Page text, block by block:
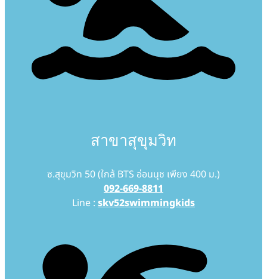
สาขาสุขุมวิท
ซ.สุขุมวิท 50 (ใกล้ BTS อ่อนนุช เพียง 400 ม.)
092-669-8811
Line : skv52swimmingkids